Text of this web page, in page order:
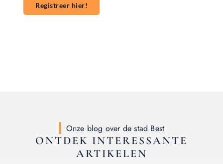
Registreer hier!
Onze blog over de stad Best
ONTDEK INTERESSANTE
ARTIKELEN